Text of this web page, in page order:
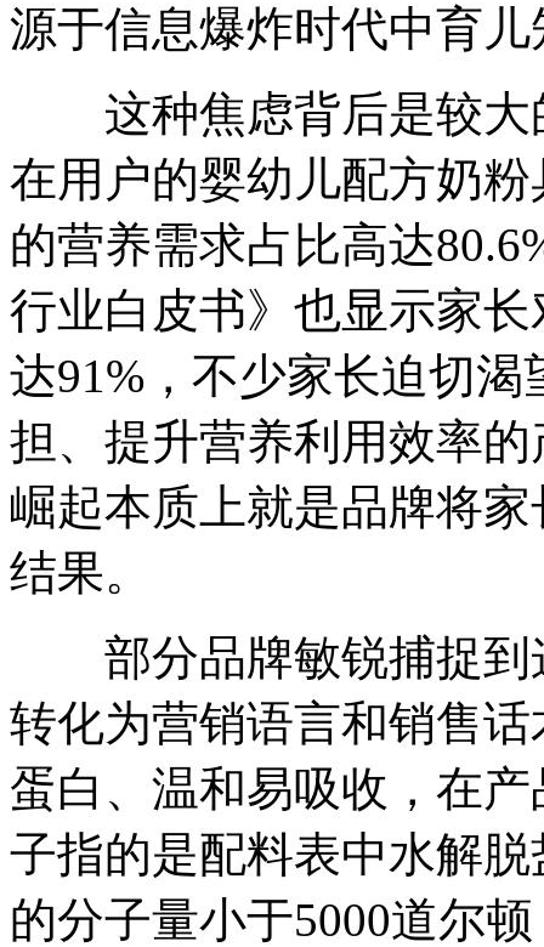
源于信息爆炸时代中育
这种焦虑背后是较大
在用户的婴幼儿配方奶
的营养需求占比高达
行业白皮书》也显示家
达91%，不少家长迫切
担、提升营养利用效率
崛起本质上就是品牌将
结果。
部分品牌敏锐捕捉到
转化为营销语言和销售
蛋白、温和易吸收，在
子指的是配料表中水解
的分子量小于5000道尔